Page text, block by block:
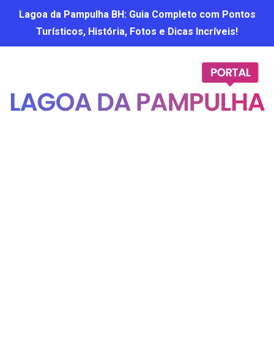
Lagoa da Pampulha BH: Guia Completo com Pontos
Turísticos, História, Fotos e Dicas Incríveis!